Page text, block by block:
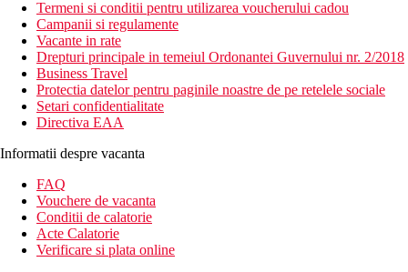
Termeni si conditii pentru utilizarea voucherului cadou
Campanii si regulamente
Vacante in rate
Drepturi principale in temeiul Ordonantei Guvernului nr. 2/2018
Business Travel
Protectia datelor pentru paginile noastre de pe retelele sociale
Setari confidentialitate
Directiva EAA
Informatii despre vacanta
FAQ
Vouchere de vacanta
Conditii de calatorie
Acte Calatorie
Verificare si plata online